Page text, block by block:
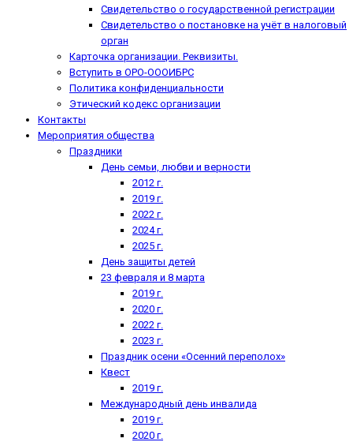
Свидетельство о государственной регистрации
Свидетельство о постановке на учёт в налоговый
орган
Карточка организации. Реквизиты.
Вступить в ОРО-ОООИБРС
Политика конфиденциальности
Этический кодекс организации
Контакты
Мероприятия общества
Праздники
День семьи, любви и верности
2012 г.
2019 г.
2022 г.
2024 г.
2025 г.
День защиты детей
23 февраля и 8 марта
2019 г.
2020 г.
2022 г.
2023 г.
Праздник осени «Осенний переполох»
Квест
2019 г.
Международный день инвалида
2019 г.
2020 г.